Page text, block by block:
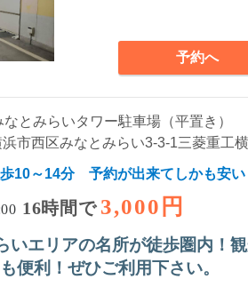
予約へ
とみらいタワー駐車場（平置き）
市西区みなとみらい3-3-1三菱重工横浜
10～14分 予約が出来てしかも安い
16時間で 3,000円
いエリアの名所が徒歩圏内！
便利！ぜひご利用下さい。